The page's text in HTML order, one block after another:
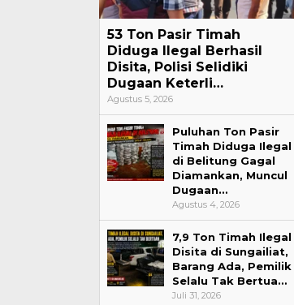
53 Ton Pasir Timah
Diduga Ilegal Berhasil
Disita, Polisi Selidiki
Dugaan Keterli…
Agustus 5, 2026
Puluhan Ton Pasir
Timah Diduga Ilegal
di Belitung Gagal
Diamankan, Muncul
Dugaan…
Agustus 4, 2026
7,9 Ton Timah Ilegal
Disita di Sungailiat,
Barang Ada, Pemilik
Selalu Tak Bertua…
Juli 31, 2026